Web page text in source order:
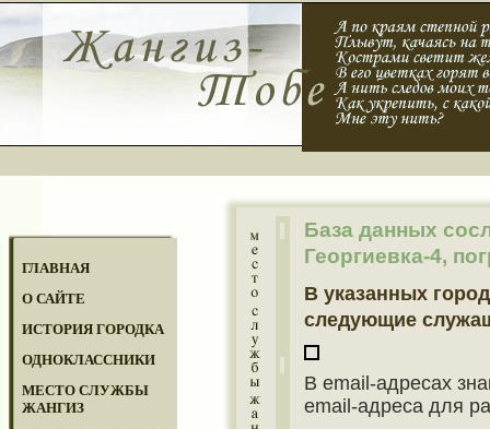
ГЛАВНАЯ
О САЙТЕ
ИСТОРИЯ ГОРОДКА
ОДНОКЛАССНИКИ
МЕСТО СЛУЖБЫ
ЖАНГИЗ
База данных
Георгиевка-4,
В указанных
следующие
В email-адресах
email-адреса для